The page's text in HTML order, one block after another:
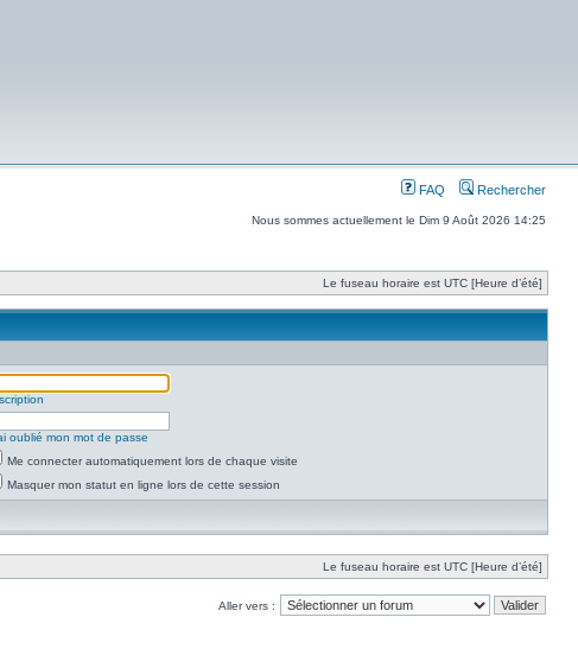
FAQ Rechercher
Nous sommes actuellement le Dim 9 Août 2026 14:25
Le fuseau horaire est UTC [Heure d’été]
oublié mon mot de passe
Me connecter automatiquement lors de chaque visite
Masquer mon statut en ligne lors de cette session
Le fuseau horaire est UTC [Heure d’été]
Aller vers :